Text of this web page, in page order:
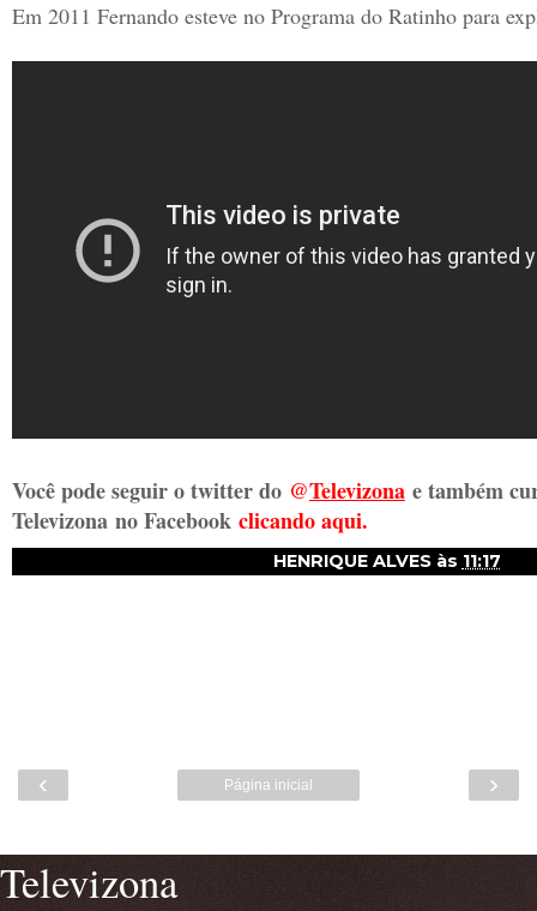
Em 2011 Fernando esteve no Programa do Ratinho para
Você pode seguir o twitter do @Televizona e também
Televizona no Facebook clicando aqui.
HENRIQUE ALVES às 11:17
‹ ›
Página inicial
Televizona